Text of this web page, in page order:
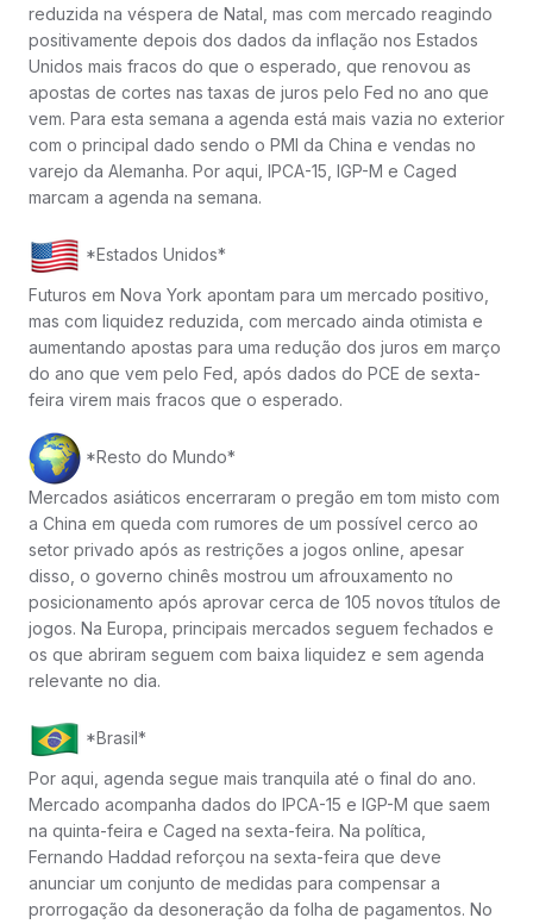
reduzida na véspera de Natal, mas com mercado reagindo
positivamente depois dos dados da inflação nos Estados
Unidos mais fracos do que o esperado, que renovou as
apostas de cortes nas taxas de juros pelo Fed no ano que
vem. Para esta semana a agenda está mais vazia no exterior
com o principal dado sendo o PMI da China e vendas no
varejo da Alemanha. Por aqui, IPCA-15, IGP-M e Caged
marcam a agenda na semana.
*Estados Unidos*
Futuros em Nova York apontam para um mercado positivo,
mas com liquidez reduzida, com mercado ainda otimista e
aumentando apostas para uma redução dos juros em março
do ano que vem pelo Fed, após dados do PCE de sexta-
feira virem mais fracos que o esperado.
*Resto do Mundo*
Mercados asiáticos encerraram o pregão em tom misto com
a China em queda com rumores de um possível cerco ao
setor privado após as restrições a jogos online, apesar
disso, o governo chinês mostrou um afrouxamento no
posicionamento após aprovar cerca de 105 novos títulos de
jogos. Na Europa, principais mercados seguem fechados e
os que abriram seguem com baixa liquidez e sem agenda
relevante no dia.
*Brasil*
Por aqui, agenda segue mais tranquila até o final do ano.
Mercado acompanha dados do IPCA-15 e IGP-M que saem
na quinta-feira e Caged na sexta-feira. Na política,
Fernando Haddad reforçou na sexta-feira que deve
anunciar um conjunto de medidas para compensar a
prorrogação da desoneração da folha de pagamentos. No